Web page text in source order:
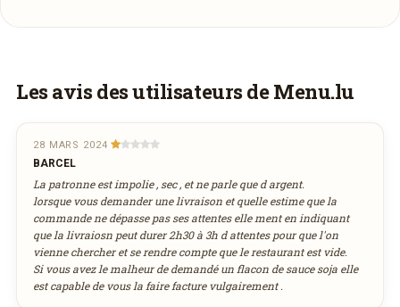
Réserver une table
août 2026
lun mar mer jeu ven sam dim
27 28 29 30 31 1
2
3
4 5 6 7 8
9
14
Heure souhaitée
Réservation au nom de
Vous aimeriez être livré ?
Vous adorezKiyomiet vous voudriez
déguster ses plats à la maison ? Ce restaurant
ne propose pas encore la livraison en ligne.
Demandez-lui de rejoindrewedely.com
commander et être livré chez vous !
DÉCOUVRIR LA LIVRAISON
SUR WEDELY.COM
Les avis des utilisateurs de Menu.lu
28 MARS 2024
BARCEL
La patronne est impolie , sec , et ne parle que d argent.
lorsque vous demander une livraison et quelle estime que la
commande ne dépasse pas ses attentes elle ment en indiquant
que la livraiosn peut durer 2h30 à 3h d attentes pour que l'on
vienne chercher et se rendre compte que le restaurant est vide.
Si vous avez le malheur de demandé un flacon de sauce soja elle
est capable de vous la faire facture vulgairement .